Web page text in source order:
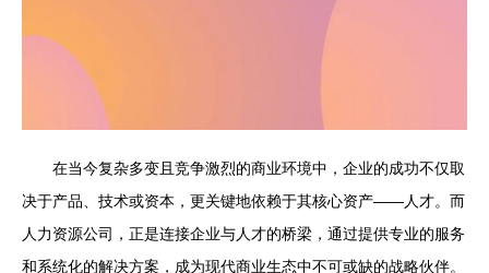
在当今复杂多变且竞争激烈的商业环境中，企业的成功不仅取
决于产品、技术或资本，更关键地依赖于其核心资产——人才。而
人力资源公司，正是连接企业与人才的桥梁，通过提供专业的服务
和系统化的解决方案，成为现代商业生态中不可或缺的战略伙伴。